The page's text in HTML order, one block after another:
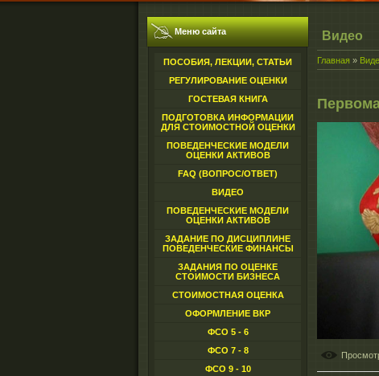
Меню сайта
ПОСОБИЯ, ЛЕКЦИИ, СТАТЬИ
РЕГУЛИРОВАНИЕ ОЦЕНКИ
ГОСТЕВАЯ КНИГА
ПОДГОТОВКА ИНФОРМАЦИИ
ДЛЯ СТОИМОСТНОЙ ОЦЕНКИ
ПОВЕДЕНЧЕСКИЕ МОДЕЛИ
ОЦЕНКИ АКТИВОВ
FAQ (ВОПРОС/ОТВЕТ)
ВИДЕО
ПОВЕДЕНЧЕСКИЕ МОДЕЛИ
ОЦЕНКИ АКТИВОВ
ЗАДАНИЕ ПО ДИСЦИПЛИНЕ
ПОВЕДЕНЧЕСКИЕ ФИНАНСЫ
ЗАДАНИЯ ПО ОЦЕНКЕ
СТОИМОСТИ БИЗНЕСА
СТОИМОСТНАЯ ОЦЕНКА
ОФОРМЛЕНИЕ ВКР
ФСО 5 - 6
ФСО 7 - 8
ФСО 9 - 10
Видео
Главная »